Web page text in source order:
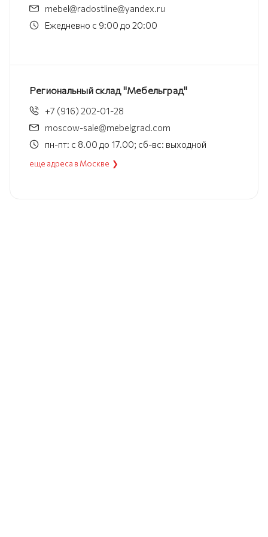
mebel@radostline@yandex.ru
Ежедневно с 9:00 до 20:00
Региональный склад "Мебельград"
+7 (916) 202-01-28
moscow-sale@mebelgrad.com
пн-пт: с 8.00 до 17.00; сб-вс: выходной
еще адреса в Москве ❯